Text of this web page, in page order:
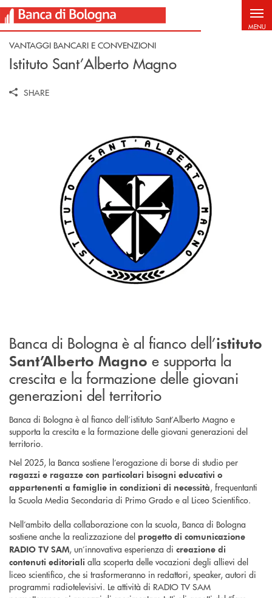
Salta al contenuto principale
MENU
VANTAGGI BANCARI E CONVENZIONI
Istituto Sant’Alberto Magno
SHARE
Banca di Bologna è al fianco dell’istituto
Sant’Alberto Magno e supporta la
crescita e la formazione delle giovani
generazioni del territorio
Banca di Bologna è al fianco dell’istituto Sant’Alberto Magno e
supporta la crescita e la formazione delle giovani generazioni del
territorio.
Nel 2025, la Banca sostiene l’erogazione di borse di studio per
ragazzi e ragazze con particolari bisogni educativi o
appartenenti a famiglie in condizioni di necessità, frequentanti
la Scuola Media Secondaria di Primo Grado e al Liceo Scientifico.
Nell’ambito della collaborazione con la scuola, Banca di Bologna
sostiene anche la realizzazione del progetto di comunicazione
RADIO TV SAM, un’innovativa esperienza di creazione di
contenuti editoriali alla scoperta delle vocazioni degli allievi del
liceo scientifico, che si trasformeranno in redattori, speaker, autori di
programmi radiotelevisivi. Le attività di RADIO TV SAM